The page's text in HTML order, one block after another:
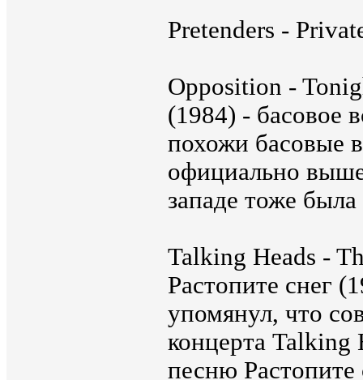
Pretenders -
Opposition -
(1984) - басовое
похожи басовые
официально
западе тоже была
Talking Heads -
Растопите снег
упомянул, что
концерта Talking
песню Растопите